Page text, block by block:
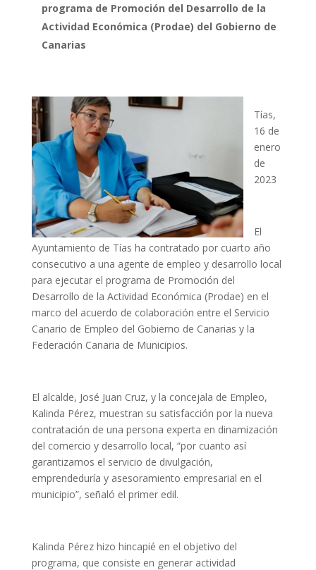
programa de Promoción del Desarrollo de la
Actividad Económica (Prodae) del Gobierno de
Canarias
Tías,
16 de
enero
de
2023
El
Ayuntamiento de Tías ha contratado por cuarto año
consecutivo a una agente de empleo y desarrollo local
para ejecutar el programa de Promoción del
Desarrollo de la Actividad Económica (Prodae) en el
marco del acuerdo de colaboración entre el Servicio
Canario de Empleo del Gobierno de Canarias y la
Federación Canaria de Municipios.
El alcalde, José Juan Cruz, y la concejala de Empleo,
Kalinda Pérez, muestran su satisfacción por la nueva
contratación de una persona experta en dinamización
del comercio y desarrollo local, “por cuanto así
garantizamos el servicio de divulgación,
emprendeduría y asesoramiento empresarial en el
municipio”, señaló el primer edil.
Kalinda Pérez hizo hincapié en el objetivo del
programa, que consiste en generar actividad